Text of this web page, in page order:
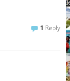
1 Reply